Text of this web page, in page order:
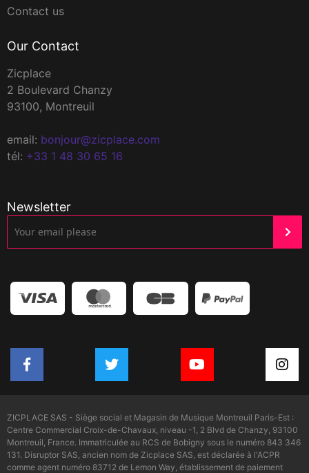
Contact us
Our Contact
Zicplace
2 Boulevard Chanzy
93100, Montreuil
email: bonjour@zicplace.com
tél: +33 1 48 30 65 16
Newsletter
ZICPLACE SAS - Siège social et Magasin de Musique Montreuil Paris-Est :
Centre Commercial Croix-de-Chavaux, niveau -1, 2 Blvd de Chanzy, 93100
Montreuil, France. Immatriculée au RCS de Bobigny sous le numéro 843 346
131. Disruptor SAS, ancien nom de Zicplace SAS, est déclarée à l'ACPR
comme agent numéro 83712 de Lemon Way, établissement de paiement